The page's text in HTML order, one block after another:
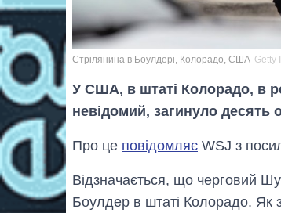
Стрілянина в Боулдері, Колорадо, США Getty
У США, в штаті Колорадо, в
невідомий, загинуло десять
Про це повідомляє WSJ з
Відзначається, що черговий
Боулдер в штаті Колорадо. Як